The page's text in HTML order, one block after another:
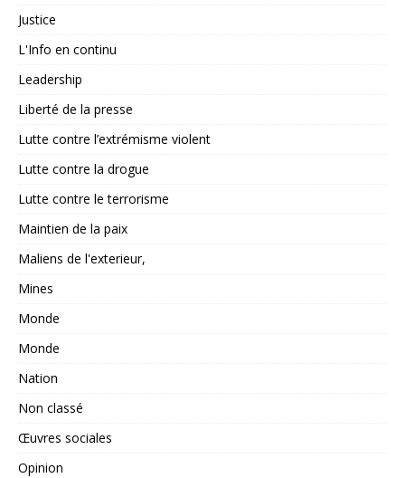
Justice
L'Info en continu
Leadership
Liberté de la presse
Lutte contre l’extrémisme violent
Lutte contre la drogue
Lutte contre le terrorisme
Maintien de la paix
Maliens de l'exterieur,
Mines
Monde
Monde
Nation
Non classé
Œuvres sociales
Opinion